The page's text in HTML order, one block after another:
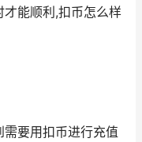
能顺利,扣币怎么样
要用扣币进行充值